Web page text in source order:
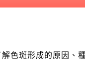
解色斑形成的原因、